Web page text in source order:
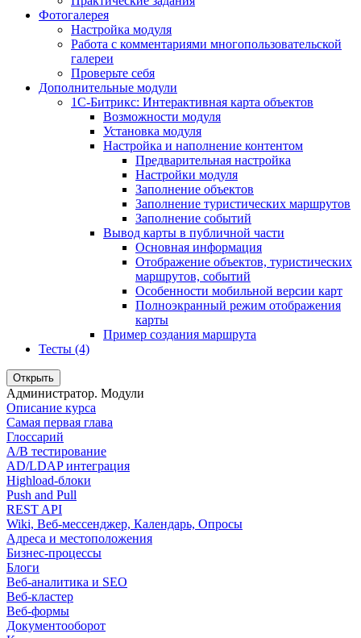
Фотогалерея
Настройка модуля
Работа с комментариями многопользовательской
галереи
Проверьте себя
Дополнительные модули
1С-Битрикс: Интерактивная карта объектов
Возможности модуля
Установка модуля
Настройка и наполнение контентом
Предварительная настройка
Настройки модуля
Заполнение объектов
Заполнение туристических маршрутов
Заполнение событий
Вывод карты в публичной части
Основная информация
Отображение объектов, туристических
маршрутов, событий
Особенности мобильной версии карт
Полноэкранный режим отображения
карты
Пример создания маршрута
Тесты (4)
Открыть
Администратор. Модули
Описание курса
Самая первая глава
Глоссарий
A/B тестирование
AD/LDAP интеграция
Highload-блоки
Push and Pull
REST API
Wiki, Веб-мессенджер, Календарь, Опросы
Адреса и местоположения
Бизнес-процессы
Блоги
Веб-аналитика и SEO
Веб-кластер
Веб-формы
Документооборот